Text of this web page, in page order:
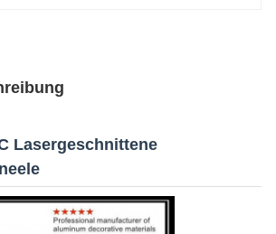
Lasergeschnittene